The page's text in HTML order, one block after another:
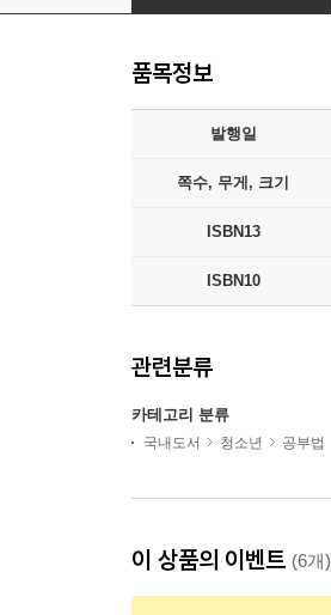
품목정보
발행일
쪽수, 무게, 크기
ISBN13
ISBN10
관련분류
카테고리 분류
국내도서 청소년 공부법
이 상품의 이벤트 (6개)